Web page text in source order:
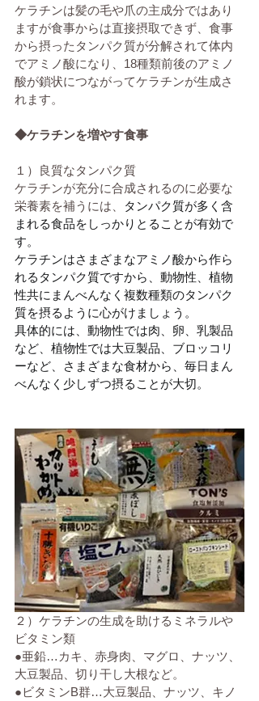
ケラチンは髪の毛や爪の主成分ではあり
ますが食事からは直接摂取できず、食事
から摂ったタンパク質が分解されて体内
でアミノ酸になり、18種類前後のアミノ
酸が鎖状につながってケラチンが生成さ
れます。
◆ケラチンを増やす食事
１）良質なタンパク質
ケラチンが充分に合成されるのに必要な
栄養素を補うには、
タンパク質が多く含
まれる食品をしっかりとることが有効で
す。
ケラチンはさまざまなアミノ酸から作ら
れるタンパク質ですから、動物性、植物
性共にまんべんなく複数種類のタンパク
質を摂るように心がけましょう。
具体的には、動物性では肉、卵、乳製品
など、植物性では大豆製品、ブロッコリ
ーなど、さまざまな食材から、毎日まん
べんなく少しずつ摂ることが大切。
２）ケラチンの生成を助けるミネラルや
ビタミン類
●亜鉛…カキ、赤身肉、マグロ、ナッツ、
大豆製品、切り干し大根など。
●ビタミンB群…大豆製品、ナッツ、キノ